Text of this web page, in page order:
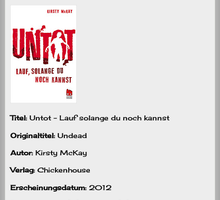
Titel: Untot – Lauf solange du noch kannst
Originaltitel: Undead
Autor: Kirsty McKay
Verlag: Chickenhouse
Erscheinungsdatum: 2012